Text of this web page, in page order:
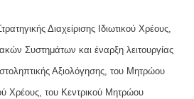
Διαχείρισης Ιδιωτικού Χρέους,
Συστημάτων και έναρξη λειτουργίας
Αξιολόγησης, του Μητρώου
Χρέους, του Κεντρικού Μητρώου